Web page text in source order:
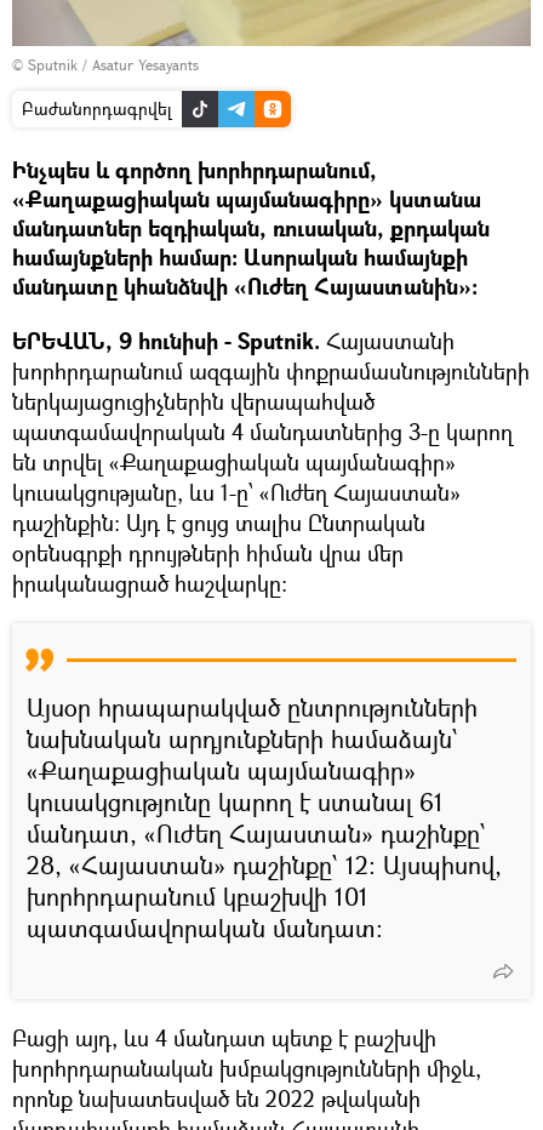
© Sputnik / Asatur Yesayants
Բաժանորդագրվել
Ինչպես և գործող խորհրդարանում,
«Քաղաքացիական պայմանագիրը» կստանա
մանդատներ եզդիական, ռուսական, քրդական
համայնքների համար։ Ասորական համայնքի
մանդատը կհանձնվի «Ուժեղ Հայաստանին»։
ԵՐԵՎԱՆ, 9 հունիսի - Sputnik. Հայաստանի
խորհրդարանում ազգային փոքրամասնությունների
ներկայացուցիչներին վերապահված
պատգամավորական 4 մանդատներից 3-ը կարող
են տրվել «Քաղաքացիական պայմանագիր»
կուսակցությանը, ևս 1-ը՝ «Ուժեղ Հայաստան»
դաշինքին։ Այդ է ցույց տալիս Ընտրական
օրենսգրքի դրույթների հիման վրա մեր
իրականացրած հաշվարկը։
Այսօր հրապարակված ընտրությունների
նախնական արդյունքների համաձայն՝
«Քաղաքացիական պայմանագիր»
կուսակցությունը կարող է ստանալ 61
մանդատ, «Ուժեղ Հայաստան» դաշինքը՝
28, «Հայաստան» դաշինքը՝ 12: Այսպիսով,
խորհրդարանում կբաշխվի 101
պատգամավորական մանդատ։
Բացի այդ, ևս 4 մանդատ պետք է բաշխվի
խորհրդարանական խմբակցությունների միջև,
որոնք նախատեսված են 2022 թվականի